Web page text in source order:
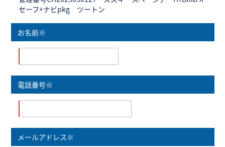
セーフ+ナビpkg ツートン
お名前※
電話番号※
メールアドレス※